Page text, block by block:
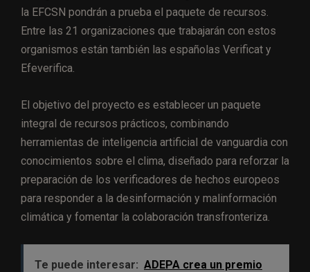
la EFCSN pondrán a prueba el paquete de recursos.
Entre las 21 organizaciones que trabajarán con estos
organismos están también las españolas Verificat y
Efeverifica.
El objetivo del proyecto es establecer un paquete
integral de recursos prácticos, combinando
herramientas de inteligencia artificial de vanguardia con
conocimientos sobre el clima, diseñado para reforzar la
preparación de los verificadores de hechos europeos
para responder a la desinformación y malinformación
climática y fomentar la colaboración transfronteriza.
Te puede interesar: ADEPA crea un premio